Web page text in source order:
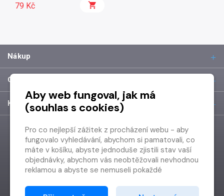
79 Kč
Nákup
O společnosti
Kontakt
Aby web fungoval, jak má
(souhlas s cookies)
Pro co nejlepší zážitek z procházení webu - aby
fungovalo vyhledávání, abychom si pamatovali, co
máte v košíku, abyste jednoduše zjistili stav vaší
objednávky, abychom vás neobtěžovali nevhodnou
reklamou a abyste se nemuseli pokaždé